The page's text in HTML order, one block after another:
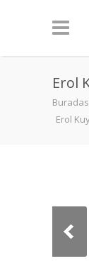
Erol
Erol